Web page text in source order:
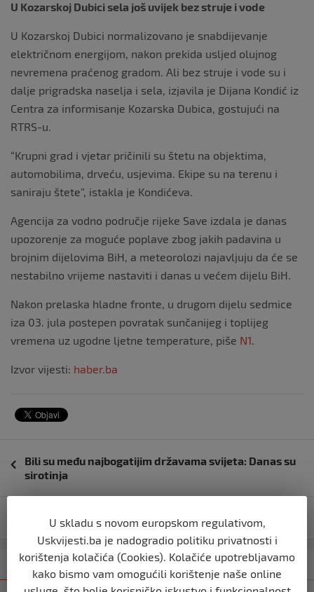
U Kozarskoj Dubici sela još uvijek bez struje i vode
U Kozarskoj Dubici normalizovano je snabdijevanje
električnom energijom, nakon prekida usljed olujnog
nevremena praćenog gradom. Ali bez struje i vode su i
dalje prigradska naselja i sela, izjavila je Dijana Kondić iz
Centra za informisanje Kozarska Dubica, gostujući na
RTRS-u.
“Krupni grad i vjetar pričinili su štetu na objektima,
automobilima, drveću, usjevima. Ekipe su na terenu i
saniraju štete”, istakla je Kondićeva.
Agencija za vodno područje rijeke Save izdala je danas
upozorenje za moguće poplave zbog jakih padavina u
brojnim dijelovima BiH, a meteorolozi najavljuju da će se
nestabilno vrijeme nastaviti i danas u većem dijelu BiH.
Nakon prelaska hladne fronte, u drugom dijelu sedmice
iza 03. jula postepen povratak sunčanijeg i toplijeg
vremena uz ugodne ljetne temperature, piše N1
Izvor vijesti: haber.ba
objava
Bili su među najbogatijim državama svijeta: Danas su
sirotinja
Zemljotres u BiH, epicentar kod Zenice
Kategorija Najnovije Najčitanije
U skladu s novom europskom regulativom,
Uskvijesti.ba je nadogradio politiku privatnosti i
korištenja kolačića (Cookies). Kolačiće upotrebljavamo
kako bismo vam omogućili korištenje naše online